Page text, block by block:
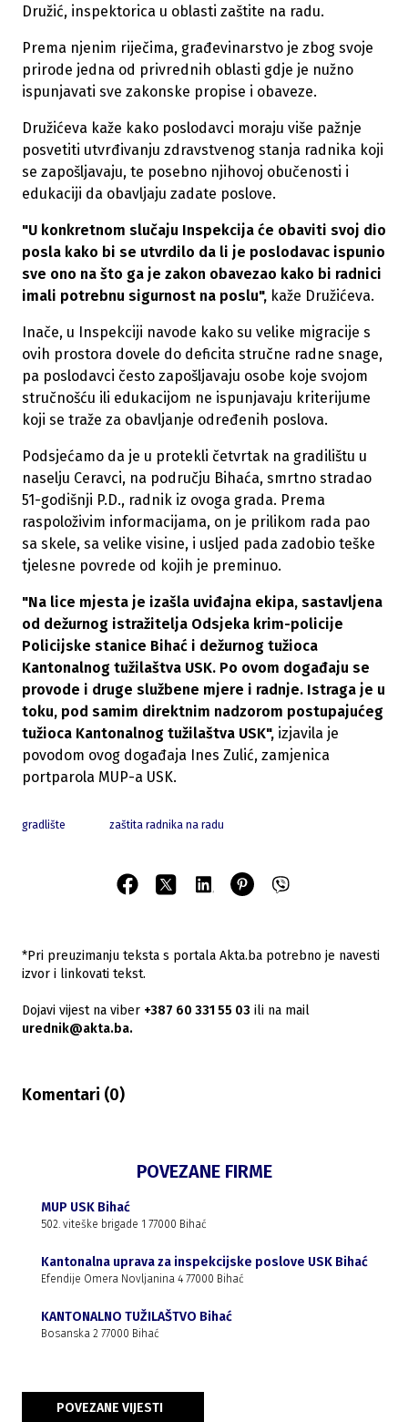
Družić, inspektorica u oblasti zaštite na radu.
Prema njenim riječima, građevinarstvo je zbog svoje
prirode jedna od privrednih oblasti gdje je nužno
ispunjavati sve zakonske propise i obaveze.
Družićeva kaže kako poslodavci moraju više pažnje
posvetiti utvrđivanju zdravstvenog stanja radnika koji
se zapošljavaju, te posebno njihovoj obučenosti i
edukaciji da obavljaju zadate poslove.
"U konkretnom slučaju Inspekcija će obaviti svoj dio
posla kako bi se utvrdilo da li je poslodavac ispunio
sve ono na što ga je zakon obavezao kako bi radnici
imali potrebnu sigurnost na poslu", kaže Družićeva.
Inače, u Inspekciji navode kako su velike migracije s
ovih prostora dovele do deficita stručne radne snage,
pa poslodavci često zapošljavaju osobe koje svojom
stručnošću ili edukacijom ne ispunjavaju kriterijume
koji se traže za obavljanje određenih poslova.
Podsjećamo da je u protekli četvrtak na gradilištu u
naselju Ceravci, na području Bihaća, smrtno stradao
51-godišnji P.D., radnik iz ovoga grada. Prema
raspoloživim informacijama, on je prilikom rada pao
sa skele, sa velike visine, i usljed pada zadobio teške
tjelesne povrede od kojih je preminuo.
"Na lice mjesta je izašla uviđajna ekipa, sastavljena
od dežurnog istražitelja Odsjeka krim-policije
Policijske stanice Bihać i dežurnog tužioca
Kantonalnog tužilaštva USK. Po ovom događaju se
provode i druge službene mjere i radnje. Istraga je u
toku, pod samim direktnim nadzorom postupajućeg
tužioca Kantonalnog tužilaštva USK", izjavila je
povodom ovog događaja Ines Zulić, zamjenica
portparola MUP-a USK.
gradlište zaštita radnika na radu
*Pri preuzimanju teksta s portala Akta.ba potrebno je navesti
izvor i linkovati tekst.
Dojavi vijest na viber +387 60 331 55 03 ili na mail
urednik@akta.ba.
Komentari (0)
POVEZANE FIRME
MUP USK Bihać
502. viteške brigade 1 77000 Bihać
Kantonalna uprava za inspekcijske poslove USK Bihać
Efendije Omera Novljanina 4 77000 Bihać
KANTONALNO TUŽILAŠTVO Bihać
Bosanska 2 77000 Bihać
POVEZANE VIJESTI